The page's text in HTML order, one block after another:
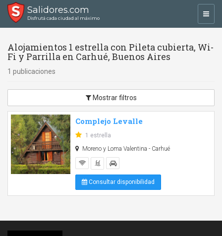
Salidores.com
Disfrutá cada ciudad al máximo
Alojamientos 1 estrella con Pileta cubierta, Wi-
Fi y Parrilla en Carhué, Buenos Aires
1 publicaciones
Mostrar filtros
Complejo Levalle
1 estrella
Moreno y Loma Valentina - Carhué
Consultar disponibilidad